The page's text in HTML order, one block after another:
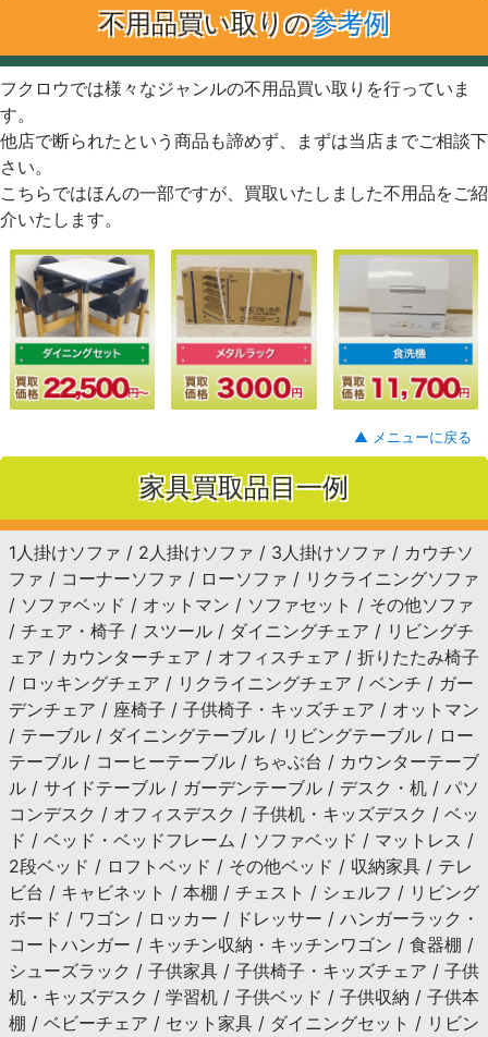
不用品買い取りの参考例
フクロウでは様々なジャンルの不用品買い取りを行っていま
す。
他店で断られたという商品も諦めず、まずは当店までご相談下
さい。
こちらではほんの一部ですが、買取いたしました不用品をご紹
介いたします。
▲ メニューに戻る
家具買取品目一例
1人掛けソファ / 2人掛けソファ / 3人掛けソファ / カウチソ
ファ / コーナーソファ / ローソファ / リクライニングソファ
/ ソファベッド / オットマン / ソファセット / その他ソファ
/ チェア・椅子 / スツール / ダイニングチェア / リビングチ
ェア / カウンターチェア / オフィスチェア / 折りたたみ椅子
/ ロッキングチェア / リクライニングチェア / ベンチ / ガー
デンチェア / 座椅子 / 子供椅子・キッズチェア / オットマン
/ テーブル / ダイニングテーブル / リビングテーブル / ロー
テーブル / コーヒーテーブル / ちゃぶ台 / カウンターテーブ
ル / サイドテーブル / ガーデンテーブル / デスク・机 / パソ
コンデスク / オフィスデスク / 子供机・キッズデスク / ベッ
ド / ベッド・ベッドフレーム / ソファベッド / マットレス /
2段ベッド / ロフトベッド / その他ベッド / 収納家具 / テレ
ビ台 / キャビネット / 本棚 / チェスト / シェルフ / リビング
ボード / ワゴン / ロッカー / ドレッサー / ハンガーラック・
コートハンガー / キッチン収納・キッチンワゴン / 食器棚 /
シューズラック / 子供家具 / 子供椅子・キッズチェア / 子供
机・キッズデスク / 学習机 / 子供ベッド / 子供収納 / 子供本
棚 / ベビーチェア / セット家具 / ダイニングセット / リビン